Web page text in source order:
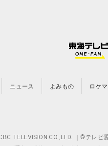
ニュース よみもの ロケ
TELEVISION CO.,LTD. ｜©テレ